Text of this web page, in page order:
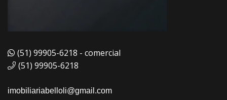
(51) 99905-6218 - comercial
(51) 99905-6218
imobiliariabelloli@gmail.com